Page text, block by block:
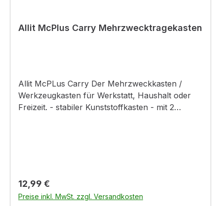
Allit McPlus Carry Mehrzwecktragekasten
Allit McPLus Carry Der Mehrzweckkasten /
Werkzeugkasten für Werkstatt, Haushalt oder
Freizeit. - stabiler Kunststoffkasten - mit 2
Regulärer Preis:
12,99 €
Preise inkl. MwSt. zzgl. Versandkosten